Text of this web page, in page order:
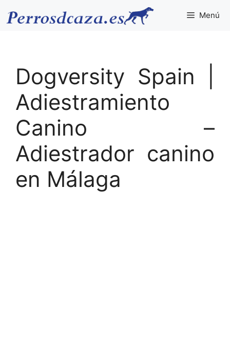
Menú
Dogversity Spain |
Adiestramiento
Canino –
Adiestrador canino
en Málaga